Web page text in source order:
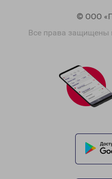
© ООО
Все права защищены